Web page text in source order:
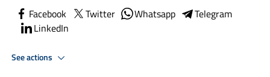
Facebook Twitter Whatsapp
Telegram
LinkedIn
See actions